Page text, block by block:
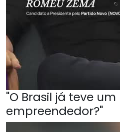
"O Brasil já teve
empreendedor?"